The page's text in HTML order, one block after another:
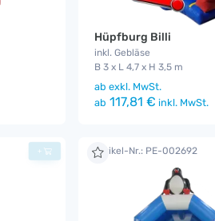
Hüpfburg Billi
inkl. Gebläse
B 3 x L 4,7 x H 3,5 m
ab exkl. MwSt.
ab 117,81 € inkl. MwSt.
+ Artikel-Nr.: PE-002692